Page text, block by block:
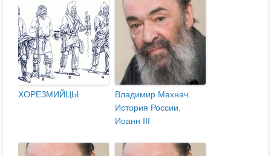
ХОРЕЗМИЙЦЫ
Владимир Махнач.
История России.
Иоанн III